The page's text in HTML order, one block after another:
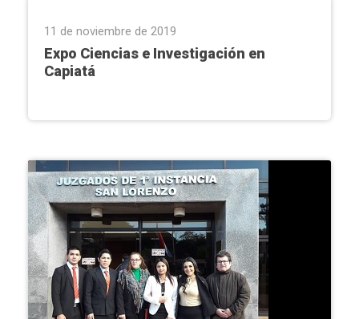
11 de noviembre de 2019
Expo Ciencias e Investigación en
Capiatá